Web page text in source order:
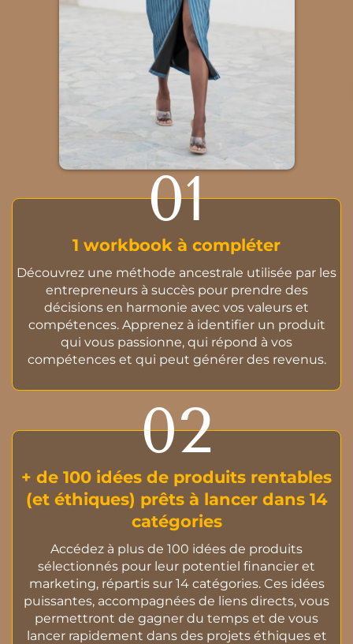
01
1 workbook à compléter
Découvrez une méthode ancestrale utilisée par les
entrepreneurs à succès pour prendre des
décisions en harmonie avec vos valeurs et
compétences. Apprenez à identifier un produit
qui vous passionne, qui répond à vos
compétences et qui peut générer des revenus.
02
+ de 100 idées de produits rentables
(et éthiques) prêts à lancer dans 14
catégories
Accédez à plus de 100 idées de produits
sélectionnés pour leur potentiel financier et
marketing, répartis sur 14 catégories. Ces idées
puissantes, accompagnées de liens directs, vous
permettront de gagner du temps et de vous
lancer rapidement dans des projets éthiques et